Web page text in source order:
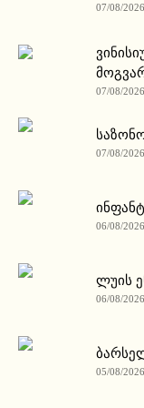
07/08/
07/08/
07/08/
06/08/
ლუის
06/08/
05/08/